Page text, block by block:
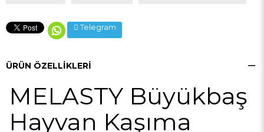
Telegram
ÜRÜN ÖZELLIKLERI
MELASTY Büyükbaş
Hayvan Kaşıma